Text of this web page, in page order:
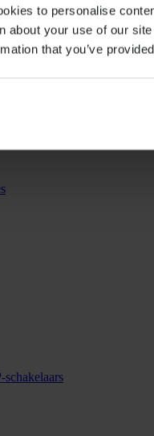
to personalise
about your use of our
that you’ve